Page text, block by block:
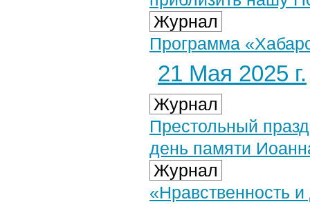
Журнал
Программа
21 Мая 2025 г.
Журнал
Престольный
день памяти
Журнал
«Нравственность